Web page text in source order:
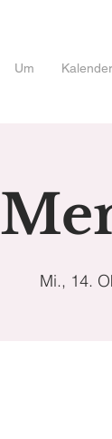
Um Kalender
Mi., 14.